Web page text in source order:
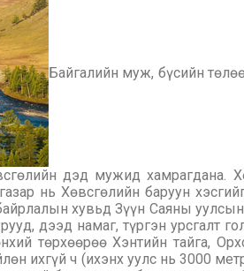
Байгалийн муж, бүсийн
дэд мужид
нь Хөвсгөлийн баруун
хувьд Зүүн Саяны
дээд намаг, түргэн урсгалт
төрхөөрөө Хэнтийн тайга,
ихгүй ч (ихэнх уулс нь 3000